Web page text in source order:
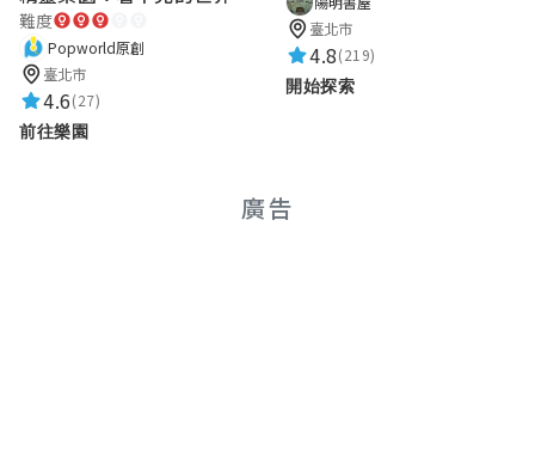
難度
Popworld原創
臺北市
4.6(27)
前往樂園
臺北市
4.8(219)
開始探索
廣告